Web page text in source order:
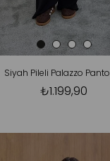
Siyah Pileli Palazzo
₺1.199,90